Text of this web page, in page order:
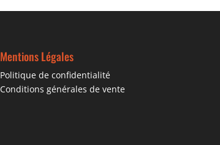
Mentions Légales
Politique de confidentialité
Conditions générales de vente